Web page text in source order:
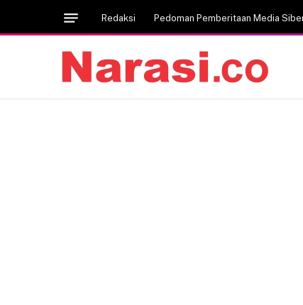
Redaksi Pedoman Pemberitaan Media